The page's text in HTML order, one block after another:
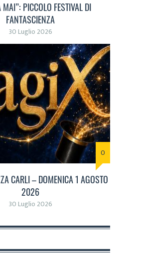
MAI”: PICCOLO FESTIVAL DI
FANTASCIENZA
30 Luglio 2026
0
CARLI – DOMENICA 1 AGOSTO
2026
30 Luglio 2026